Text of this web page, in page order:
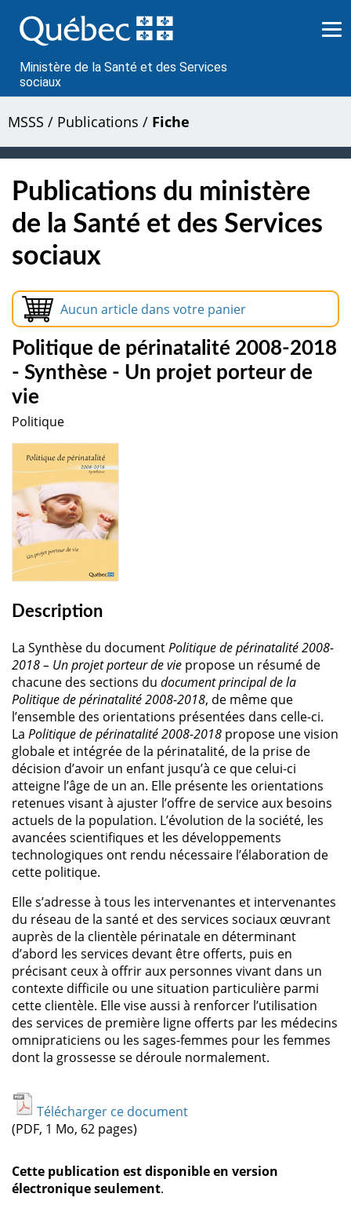
au
contenu
Ministère de la Santé et des Services
sociaux
MSSS / Publications / Fiche
Publications du ministère
de la Santé et des Services
sociaux
Aucun article dans votre panier
Politique de périnatalité 2008-2018
- Synthèse - Un projet porteur de
vie
Politique
Description
La Synthèse du documentPolitique de périnatalité 2008-
2018 – Un projet porteur de vie propose un résumé de
chacune des sections du document principal de la
Politique de périnatalité 2008-2018, de même que
l’ensemble des orientations présentées dans celle-ci.
La Politique de périnatalité 2008-2018 propose une vision
globale et intégrée de la périnatalité, de la prise de
décision d’avoir un enfant jusqu’à ce que celui-ci
atteigne l’âge de un an. Elle présente les orientations
retenues visant à ajuster l’offre de service aux besoins
actuels de la population. L’évolution de la société, les
avancées scientifiques et les développements
technologiques ont rendu nécessaire l’élaboration de
cette politique.
Elle s’adresse à tous les intervenantes et intervenantes
du réseau de la santé et des services sociaux œuvrant
auprès de la clientèle périnatale en déterminant
d’abord les services devant être offerts, puis en
précisant ceux à offrir aux personnes vivant dans un
contexte difficile ou une situation particulière parmi
cette clientèle. Elle vise aussi à renforcer l’utilisation
des services de première ligne offerts par les médecins
omnipraticiens ou les sages-femmes pour les femmes
dont la grossesse se déroule normalement.
Télécharger ce document
(PDF, 1 Mo, 62 pages)
Cette publication est disponible en version
électronique seulement.